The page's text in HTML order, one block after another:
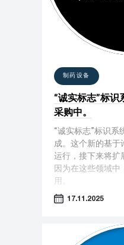
制药设备
“诚实标志”标
采购中。
“诚实标志”标识系
成。这个新的基于
运行，接下来将扩
因为在这些领域中
用。
17.11.2025